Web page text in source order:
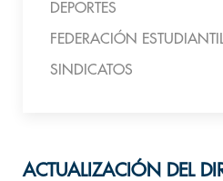
DEPORTES
FEDERACIÓN
SINDICATOS
ACTUALIZACIÓN DEL